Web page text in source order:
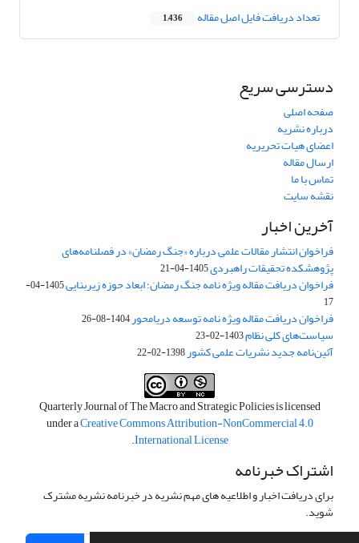
تعداد دریافت فایل اصل مقاله 1,436
دسترسی سریع
صفحه اصلی
درباره نشریه
اعضای هیات تحریریه
ارسال مقاله
تماس با ما
نقشه سایت
آخرین اخبار
فراخوان انتشار مقالات علمی درباره «جنگ رمضان» در فصلنامه‌های
پژوهشکده تحقیقات راهبردی1405-04-21
فراخوان دریافت مقاله ویژه نامه جنگ رمضان؛ ابعاد حوزه زیربنایی
1405-04-
17
فراخوان دریافت مقاله ویژه نامه توسعه دریامحور1404-08-26
سیاست‌های کلی نظام1403-02-23
آئین‌نامه جدید نشریات علمی کشور1398-02-22
Quarterly Journal of The Macro and Strategic Policies is licensed
under aCreative Commons Attribution-NonCommercial 4.0
International License
.
اشتراک خبرنامه
برای دریافت اخبار و اطلاعیه های مهم نشریه در خبرنامه نشریه مشترک
شوید.